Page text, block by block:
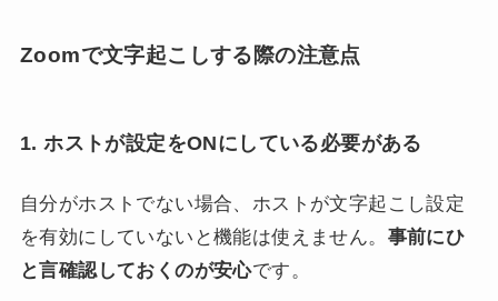
Zoomで文字起こしする際の注意点
1. ホストが設定をONにしている必要がある
自分がホストでない場合、ホストが文字起こし設定
を有効にしていないと機能は使えません。 事前にひ
と言確認しておくのが安心です。